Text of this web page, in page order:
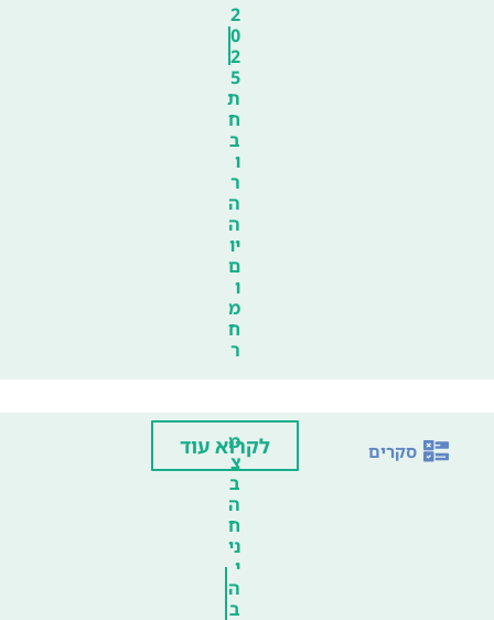
2
0
2
5
ת
ח
ב
ו
ר
ה
ה
יו
ם
ו
מ
ח
ר
סקרים
מ
צ
ב
ה
ח
ני
י
ה
ב
לקרוא עוד